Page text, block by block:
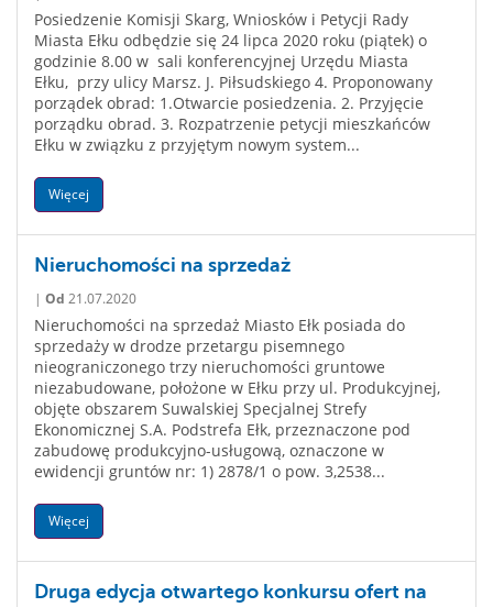
Posiedzenie Komisji Skarg, Wniosków i Petycji Rady
Miasta Ełku odbędzie się 24 lipca 2020 roku (piątek) o
godzinie 8.00 w sali konferencyjnej Urzędu Miasta
Ełku, przy ulicy Marsz. J. Piłsudskiego 4. Proponowany
porządek obrad: 1.Otwarcie posiedzenia. 2. Przyjęcie
porządku obrad. 3. Rozpatrzenie petycji mieszkańców
Ełku w związku z przyjętym nowym system...
Więcej
Nieruchomości na sprzedaż
| Od 21.07.2020
Nieruchomości na sprzedaż Miasto Ełk posiada do
sprzedaży w drodze przetargu pisemnego
nieograniczonego trzy nieruchomości gruntowe
niezabudowane, położone w Ełku przy ul. Produkcyjnej,
objęte obszarem Suwalskiej Specjalnej Strefy
Ekonomicznej S.A. Podstrefa Ełk, przeznaczone pod
zabudowę produkcyjno-usługową, oznaczone w
ewidencji gruntów nr: 1) 2878/1 o pow. 3,2538...
Więcej
Druga edycja otwartego konkursu ofert na